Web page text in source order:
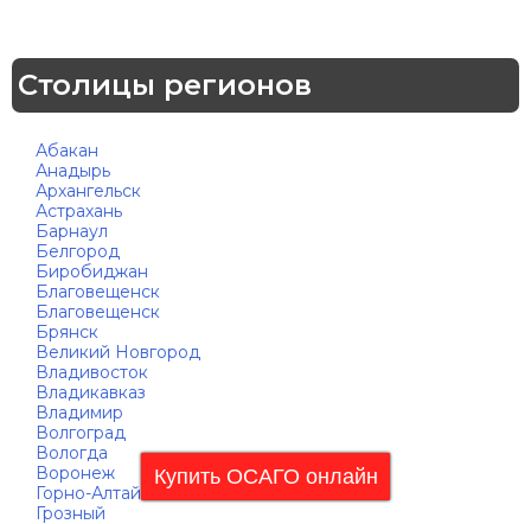
Столицы регионов
Абакан
Анадырь
Архангельск
Астрахань
Барнаул
Белгород
Биробиджан
Благовещенск
Благовещенск
Брянск
Великий Новгород
Владивосток
Владикавказ
Владимир
Волгоград
Вологда
Воронеж
Горно-Алтайск
Грозный
Купить ОСАГО онлайн